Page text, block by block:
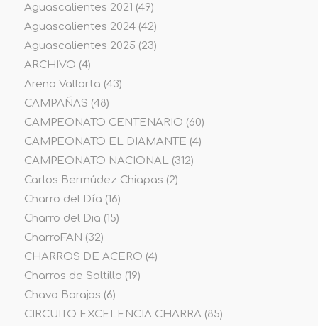
Aguascalientes 2021 (49)
Aguascalientes 2024(42)
Aguascalientes 2025 (23)
ARCHIVO (4)
Arena Vallarta (43)
CAMPAÑAS (48)
CAMPEONATO CENTENARIO (60)
CAMPEONATO EL DIAMANTE (4)
CAMPEONATO NACIONAL(312)
Carlos Bermúdez Chiapas (2)
Charro del Día (16)
Charro del Dia (15)
CharroFAN (32)
CHARROS DE ACERO (4)
Charros de Saltillo (19)
Chava Barajas (6)
CIRCUITO EXCELENCIA CHARRA(85)